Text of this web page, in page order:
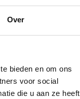
Over
bieden en om ons
voor social
die u aan ze heeft